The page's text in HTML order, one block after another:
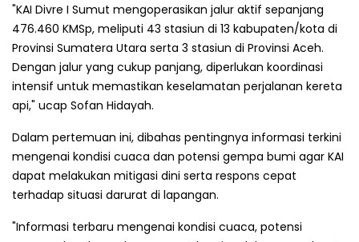
"KAI Divre I Sumut mengoperasikan jalur aktif sepanjang
476.460 KMSp, meliputi 43 stasiun di 13 kabupaten/kota di
Provinsi Sumatera Utara serta 3 stasiun di Provinsi Aceh.
Dengan jalur yang cukup panjang, diperlukan koordinasi
intensif untuk memastikan keselamatan perjalanan kereta
api," ucap Sofan Hidayah.
Dalam pertemuan ini, dibahas pentingnya informasi terkini
mengenai kondisi cuaca dan potensi gempa bumi agar KAI
dapat melakukan mitigasi dini serta respons cepat
terhadap situasi darurat di lapangan.
"Informasi terbaru mengenai kondisi cuaca, potensi